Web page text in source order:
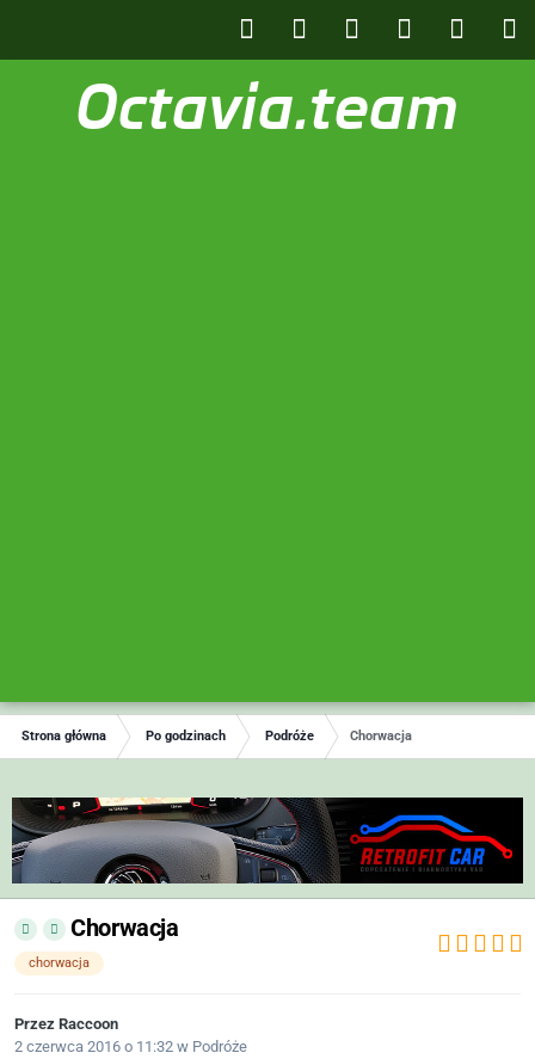
Octavia.team
Strona główna Po godzinach Podróże Chorwacja
Chorwacja
chorwacja
Przez Raccoon
2 czerwca 2016 o 11:32 w Podróże